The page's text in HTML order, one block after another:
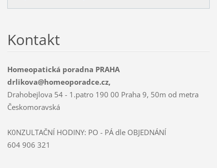
Kontakt
Homeopatická poradna PRAHA
drlikova@homeoporadce.cz,
Drahobejlova 54 - 1.patro 190 00 Praha 9, 50m od metra
Českomoravská
K0NZULTAČNÍ HODINY: PO - PÁ dle OBJEDNÁNÍ
604 906 321